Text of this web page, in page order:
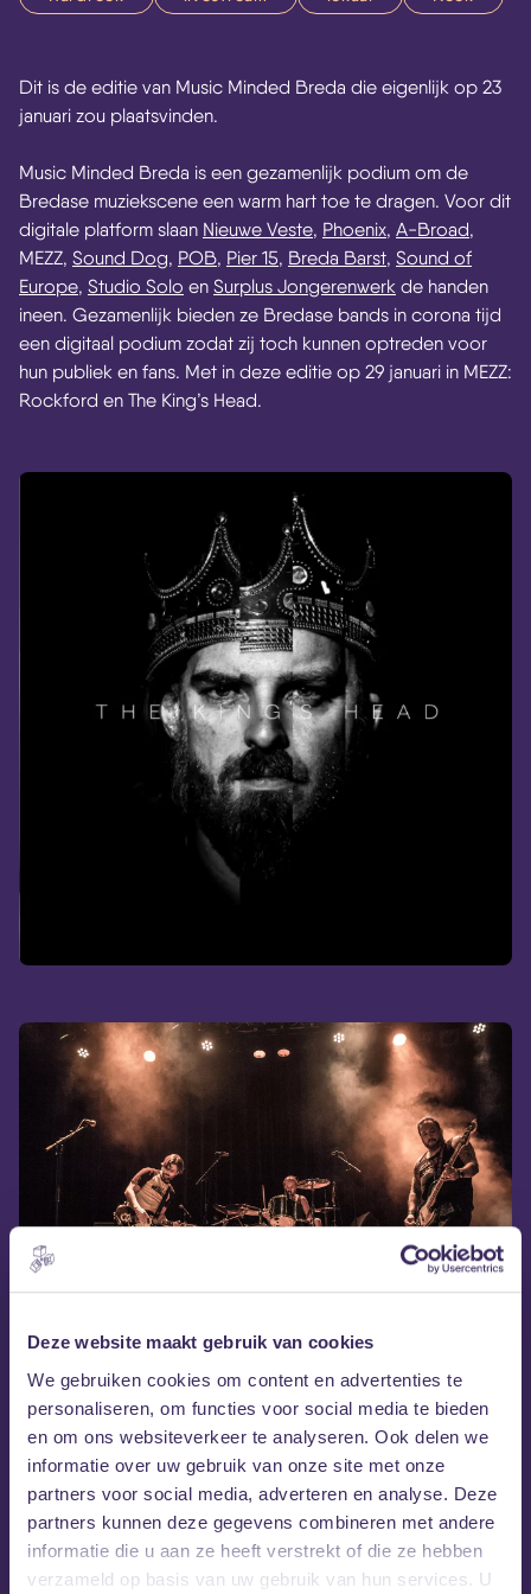
Deze website maakt gebruik van cookies
We gebruiken cookies om content en advertenties te
personaliseren, om functies voor social media te bieden
en om ons websiteverkeer te analyseren. Ook delen we
informatie over uw gebruik van onze site met onze
partners voor social media, adverteren en analyse. Deze
partners kunnen deze gegevens combineren met andere
informatie die u aan ze heeft verstrekt of die ze hebben
verzameld op basis van uw gebruik van hun services. U
Dit is de editie van Music Minded Breda die eigenlijk op 23
januari zou plaatsvinden.
Music Minded Breda is een gezamenlijk podium om de
Bredase muziekscene een warm hart toe te dragen. Voor dit
digitale platform slaan Nieuwe Veste, Phoenix, A-Broad,
MEZZ, Sound Dog, POB, Pier 15, Breda Barst, Sound of
Europe, Studio Solo en Surplus Jongerenwerk de handen
ineen. Gezamenlijk bieden ze Bredase bands in corona tijd
een digitaal podium zodat zij toch kunnen optreden voor
hun publiek en fans. Met in deze editie op 29 januari in MEZZ:
Rockford en The King’s Head.